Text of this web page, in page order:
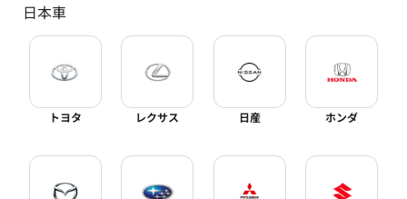
日本車
トヨタ レクサス 日産 ホンダ